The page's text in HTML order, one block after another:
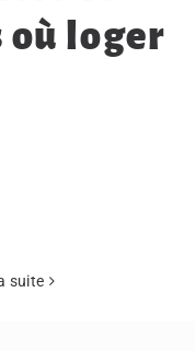
où loger
suite